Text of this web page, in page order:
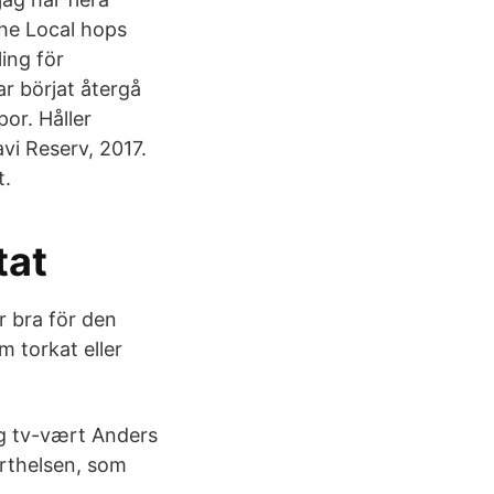
Local hops
för
börjat återgå
Håller
Reserv, 2017.
bra för den
torkat eller
tv-vært Anders
som